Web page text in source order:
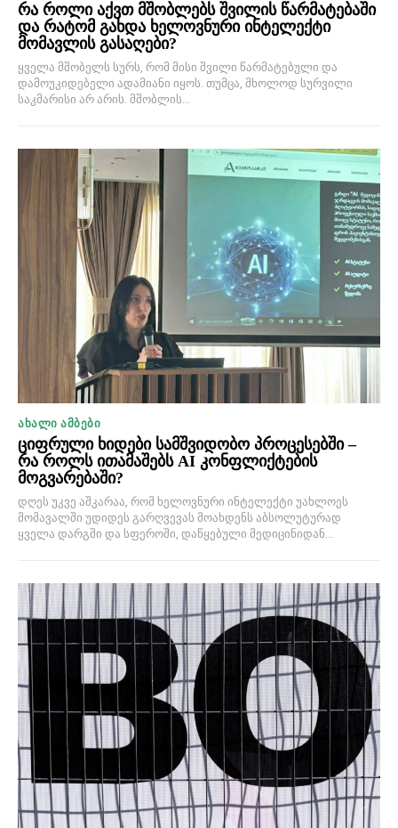
რა როლი აქვთ მშობლებს შვილის წარმატებაში
და რატომ გახდა ხელოვნური ინტელექტი
მომავლის გასაღები?
ყველა მშობელს სურს, რომ მისი შვილი წარმატებული და
დამოუკიდებელი ადამიანი იყოს. თუმცა, მხოლოდ სურვილი
საკმარისი არ არის. მშობლის...
ᲐᲮᲐᲚᲘ ᲐᲛᲑᲔᲑᲘ
ციფრული ხიდები სამშვიდობო პროცესებში –
რა როლს ითამაშებს AI კონფლიქტების
მოგვარებაში?
დღეს უკვე აშკარაა, რომ ხელოვნური ინტელექტი უახლოეს
მომავალში უდიდეს გარღვევას მოახდენს აბსოლუტურად
ყველა დარგში და სფეროში, დაწყებული მედიცინიდან...